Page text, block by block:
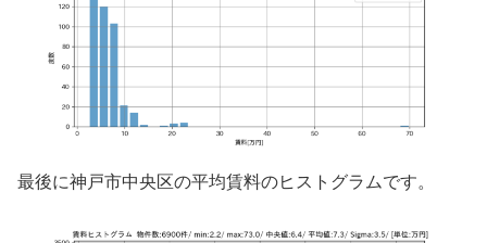
最後に神戸市中央区の平均賃料のヒストグラムです。